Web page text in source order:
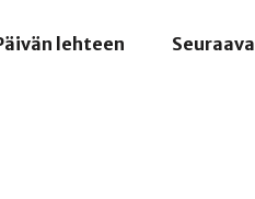
lehteen Seuraava